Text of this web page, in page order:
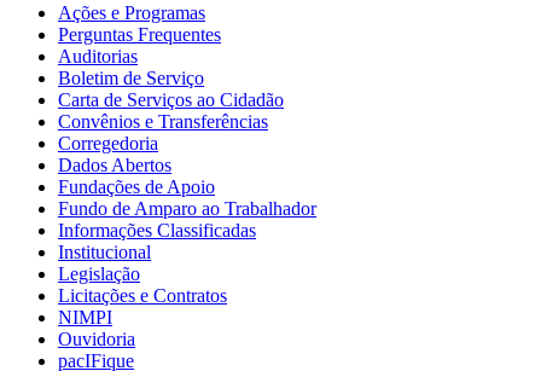
Ações e Programas
Perguntas Frequentes
Auditorias
Boletim de Serviço
Carta de Serviços ao Cidadão
Convênios e Transferências
Corregedoria
Dados Abertos
Fundações de Apoio
Fundo de Amparo ao Trabalhador
Informações Classificadas
Institucional
Legislação
Licitações e Contratos
NIMPI
Ouvidoria
pacIFique